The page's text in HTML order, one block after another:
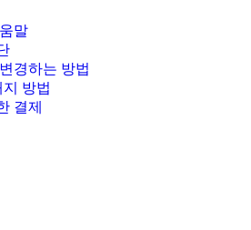
말
경하는 방법
지 방법
결제